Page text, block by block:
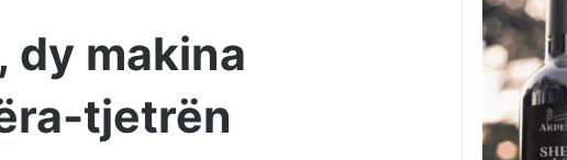
dy makina
tjetrën